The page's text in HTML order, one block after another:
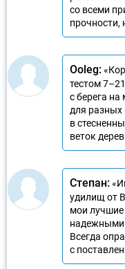
со всеми
прочности,
Ooleg:
тестом
с берега
для
в
веток
Степан:
удилищ от
мои лучшие
надежными
Всегда
с